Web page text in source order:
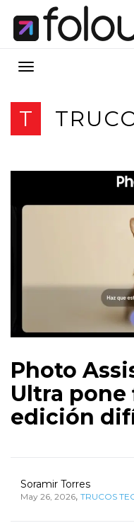
T
Photo
Ultra pone
edición
Soramir Torres
May 26, 2026, TRUCOS